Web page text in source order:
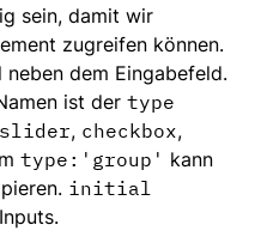
sein, damit wir
zugreifen können.
neben dem Eingabefeld.
ist dertype
slider, checkbox,
type:'group' kann
initial